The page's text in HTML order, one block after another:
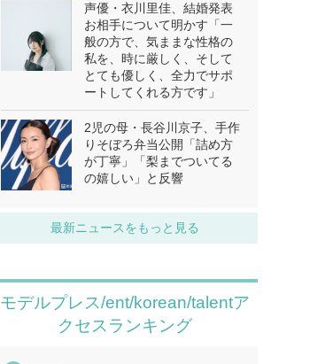
声優・衣川里佳、結婚発表
お相手について明かす「一
般の方で、気ままな性格の
私を、時に厳しく、そして
とても優しく、全力でサポ
ートしてくれる方です」
2児の母・長谷川京子、手作
りそぼろ弁当公開「詰め方
が丁寧」「梨までついてる
の嬉しい」と反響
最新ニュースをもっと見る
モデルプレス/ent/korean/talentア
クセスランキング